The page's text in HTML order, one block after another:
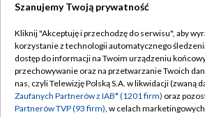
TVP
Abonament TVP
Emisja w TVP
Regulamin TVP
Polityka
Szanujemy Twoją prywatność
Kliknij "Akceptuję i przechodzę do serwisu", aby
korzystanie z technologii automatycznego
dostęp do informacji na Twoim urządzeniu
przechowywanie oraz na przetwarzanie Twoich
nas, czyli Telewizję Polską S.A. w likwidacji (zwaną
Zaufanych Partnerów z IAB* (1201 firm) oraz
Partnerów TVP (93 firm), w celach